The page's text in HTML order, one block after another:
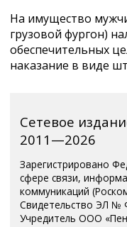
На имущество
грузовой фургон)
обеспечительных
наказание в виде
Сетевое
2011—2026
Зарегистрировано
сфере связи,
коммуникаций
Свидетельство ЭЛ №
Учредитель ООО